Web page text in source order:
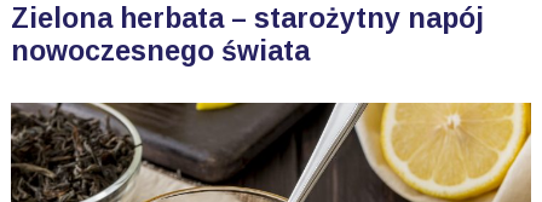
Zielona herbata – starożytny napój
nowoczesnego świata